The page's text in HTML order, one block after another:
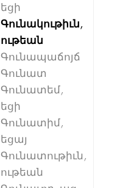
եցի
Գունակութիւն,
ութեան
Գունապաճոյճ
Գունատ
Գունատեմ,
եցի
Գունատիմ,
եցայ
Գունատութիւն,
ութեան